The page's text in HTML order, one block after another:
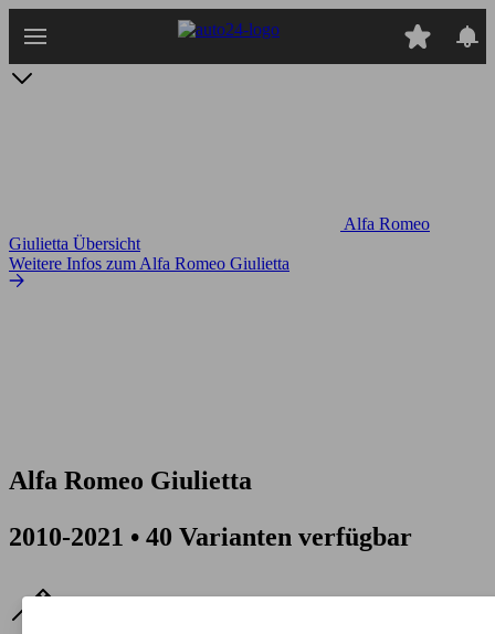
Hauptinhalt
Alfa Romeo
Giulietta Übersicht
Weitere Infos zum Alfa Romeo Giulietta
Alfa Romeo Giulietta
2010-2021 • 40 Varianten verfügbar